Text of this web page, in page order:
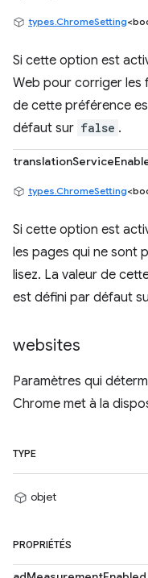
types.ChromeSetting
Si cette option est
Web pour corriger les
de cette préférence
défaut sur false .
types.ChromeSetting
Si cette option est
les pages qui ne sont
lisez. La valeur de
est défini par défaut
websites
Paramètres qui
Chrome met à la
TYPE
objet
PROPRIÉTÉS